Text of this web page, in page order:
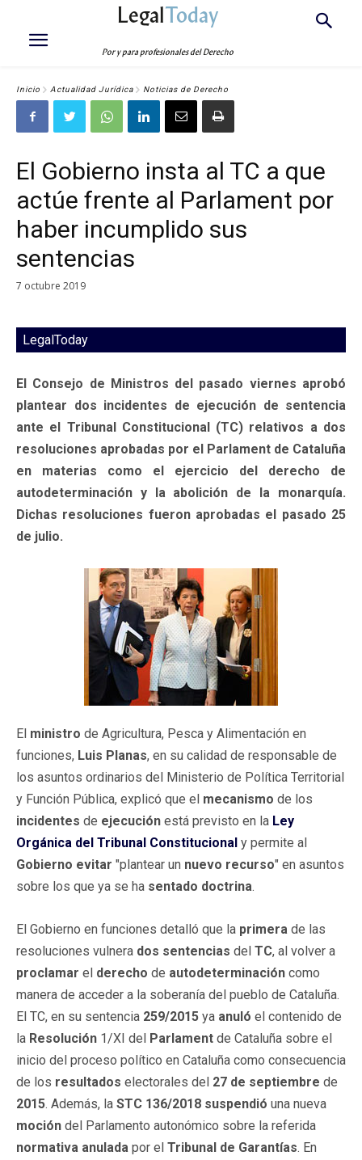
LegalToday
Por y para profesionales del Derecho
Inicio Actualidad Jurídica Noticias de Derecho
El Gobierno insta al TC a que
actúe frente al Parlament por
haber incumplido sus
sentencias
7 octubre 2019
LegalToday
El Consejo de Ministros del pasado viernes aprobó
plantear dos incidentes de ejecución de sentencia
ante el Tribunal Constitucional (TC) relativos a dos
resoluciones aprobadas por el Parlament de Cataluña
en materias como el ejercicio del derecho de
autodeterminación y la abolición de la monarquía.
Dichas resoluciones fueron aprobadas el pasado 25
de julio.
El ministro de Agricultura, Pesca y Alimentación en
funciones, Luis Planas, en su calidad de responsable de
los asuntos ordinarios del Ministerio de Política Territorial
y Función Pública, explicó que el mecanismo de los
incidentes de ejecución está previsto en la Ley
Orgánica del Tribunal Constitucional y permite al
Gobierno evitar "plantear un nuevo recurso" en asuntos
sobre los que ya se ha sentado doctrina.
El Gobierno en funciones detalló que la primera de las
resoluciones vulnera dos sentencias del TC, al volver a
proclamar el derecho de autodeterminación como
manera de acceder a la soberanía del pueblo de Cataluña.
El TC, en su sentencia 259/2015 ya anuló el contenido de
la Resolución 1/XI del Parlament de Cataluña sobre el
inicio del proceso político en Cataluña como consecuencia
de los resultados electorales del 27 de septiembre de
2015. Además, la STC 136/2018 suspendió una nueva
moción del Parlamento autonómico sobre la referida
normativa anulada por el Tribunal de Garantías. En